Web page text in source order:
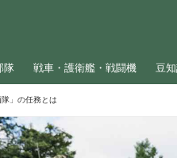
隊 戦車・護衛艦・戦闘機 豆
」の任務とは